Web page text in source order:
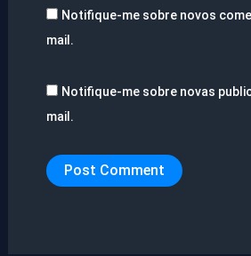
Notifique-me sobre novos
mail.
Notifique-me sobre novas
mail.